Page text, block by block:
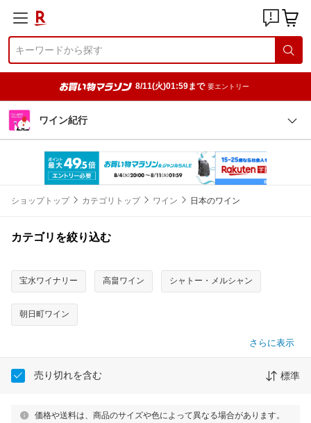
8/11(火)01:59まで 要エントリー
ワイン紀行
ショップトップ カテゴリトップ ワイン 日本のワイン
カテゴリを絞り込む
宝水ワイナリー 高畠ワイン シャトー・メルシャン
朝日町ワイン
さらに表示
売り切れを含む 標準
価格や送料は、商品のサイズや色によって異なる場合があります。